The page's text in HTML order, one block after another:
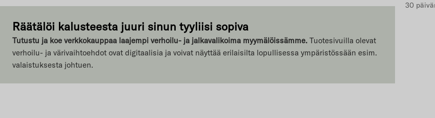
Räätälöi kalusteesta juuri sinun tyyliisi sopiva
Tutustu ja koe verkkokauppaa laajempi verhoilu- ja jalkavalikoima myymälöissämme. Tuotesivuilla olevat
verhoilu- ja värivaihtoehdot ovat digitaalisia ja voivat näyttää erilaisilta lopullisessa ympäristössään esim.
valaistuksesta johtuen.
30